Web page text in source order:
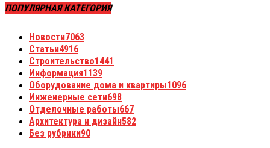
ПОПУЛЯРНАЯ КАТЕГОРИЯ
Новости7063
Статьи4916
Строительство1441
Информация1139
Оборудование дома и квартиры1096
Инженерные сети698
Отделочные работы667
Архитектура и дизайн582
Без рубрики90